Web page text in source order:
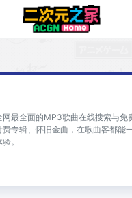
网最全面的MP3歌曲在线搜索与免
专辑、怀旧金曲，在歌曲客都能
。